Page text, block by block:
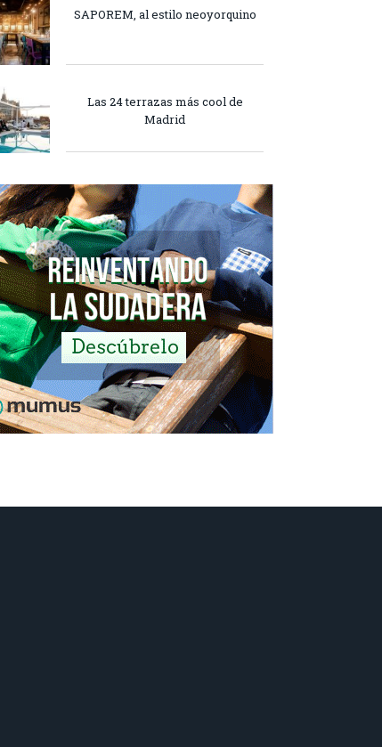
SAPOREM, al estilo neoyorquino
Las 24 terrazas más cool de
Madrid